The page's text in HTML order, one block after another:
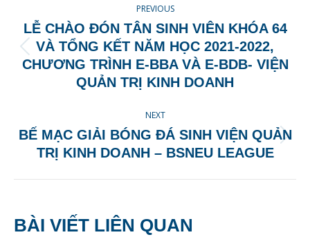
NAVIGATION
PREVIOUS
Previous
post:
LỄ CHÀO ĐÓN TÂN SINH VIÊN KHÓA 64
VÀ TỔNG KẾT NĂM HỌC 2021-2022,
CHƯƠNG TRÌNH E-BBA VÀ E-BDB- VIỆN
QUẢN TRỊ KINH DOANH
NEXT
Next
post:
BẾ MẠC GIẢI BÓNG ĐÁ SINH VIỆN QUẢN
TRỊ KINH DOANH – BSNEU LEAGUE
BÀI VIẾT LIÊN QUAN